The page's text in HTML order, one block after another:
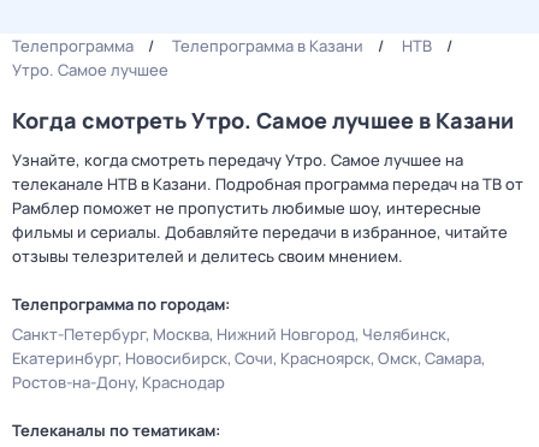
Телепрограмма Телепрограмма в Казани
НТВ
Утро. Самое лучшее
Когда смотреть Утро. Самое лучшее в Казани
Узнайте, когда смотреть передачу Утро. Самое лучшее на
телеканале НТВ в Казани. Подробная программа передач на ТВ от
Рамблер поможет не пропустить любимые шоу, интересные
фильмы и сериалы. Добавляйте передачи в избранное, читайте
отзывы телезрителей и делитесь своим мнением.
Телепрограмма по городам:
Санкт-Петербург Москва Нижний Новгород Челябинск
Екатеринбург Новосибирск Сочи Красноярск Омск Самара
Ростов-на-Дону Краснодар
Телеканалы по тематикам: